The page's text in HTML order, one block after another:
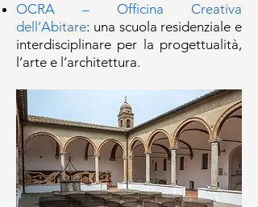
OCRA – Officina Creativa
dell’Abitare: una scuola residenziale e
interdisciplinare per la progettualità,
l’arte e l’architettura.